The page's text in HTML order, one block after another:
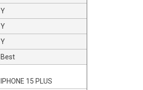
Y
Y
Y
Best
IPHONE 15 PLUS